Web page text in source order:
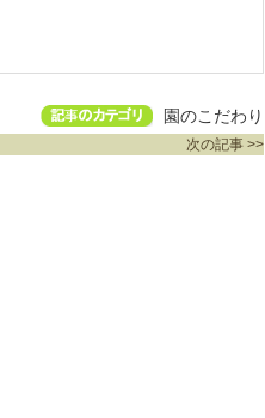
園のこだわり
次の記事 >>